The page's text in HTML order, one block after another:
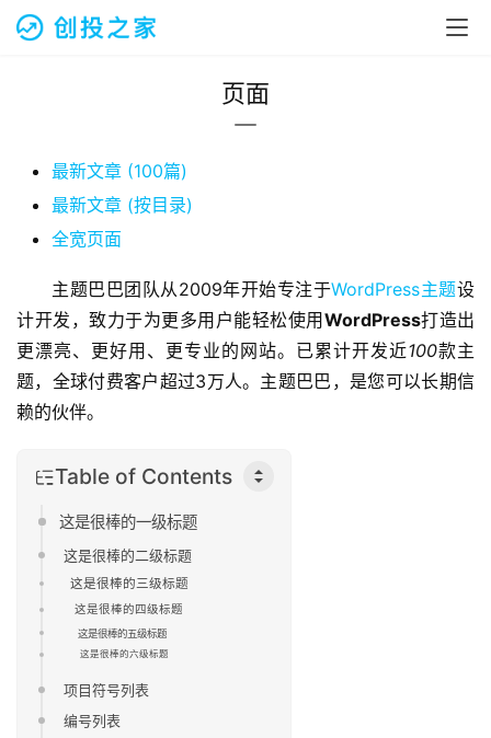
页面
最新文章 (100篇)
最新文章 (按目录)
全宽页面
主题巴巴团队从2009年开始专注于WordPress主题设
计开发，致力于为更多用户能轻松使用 WordPress打造出
更漂亮、更好用、更专业的网站。已累计开发近100款主
题，全球付费客户超过3万人。主题巴巴，是您可以长期信
赖的伙伴。
Table of Contents
这是很棒的一级标题
这是很棒的二级标题
这是很棒的三级标题
这是很棒的四级标题
这是很棒的五级标题
这是很棒的六级标题
项目符号列表
编号列表